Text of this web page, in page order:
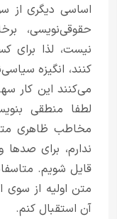
اساسی دیگری از
حقوقی‌نویسی،
نیست، لذا برای
کنند، انگیزه
می‌کنند این کار
لطفا منطقی
مخاطب ظاهری
ندارم، برای
قایل شویم.
متن اولیه از سوی
آن استقبال کنم.